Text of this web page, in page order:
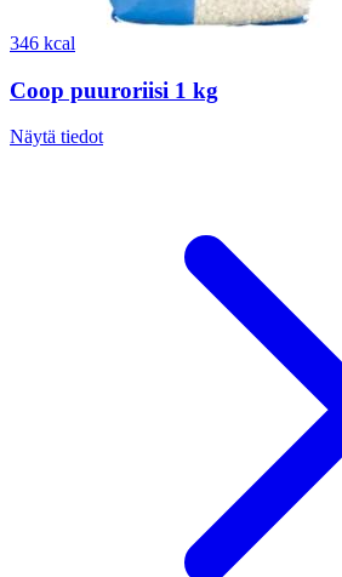
346 kcal
Coop puuroriisi 1 kg
Näytä tiedot